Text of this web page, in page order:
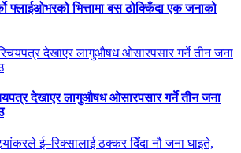
फ्लाईओभरको भित्तामा बस ठोक्किँदा एक जनाको
देखाएर लागुऔषध ओसारपसार गर्ने तीन जना